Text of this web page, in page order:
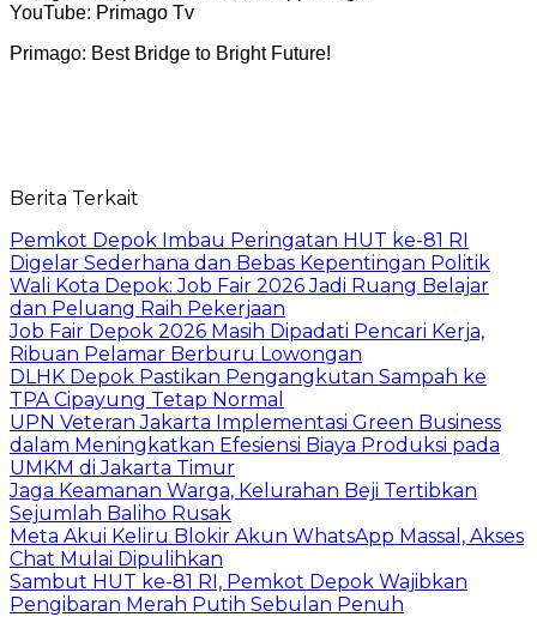
YouTube: Primago Tv
Primago: Best Bridge to Bright Future!
Berita Terkait
Pemkot Depok Imbau Peringatan HUT ke-81 RI
Digelar Sederhana dan Bebas Kepentingan Politik
Wali Kota Depok: Job Fair 2026 Jadi Ruang Belajar
dan Peluang Raih Pekerjaan
Job Fair Depok 2026 Masih Dipadati Pencari Kerja,
Ribuan Pelamar Berburu Lowongan
DLHK Depok Pastikan Pengangkutan Sampah ke
TPA Cipayung Tetap Normal
UPN Veteran Jakarta Implementasi Green Business
dalam Meningkatkan Efesiensi Biaya Produksi pada
UMKM di Jakarta Timur
Jaga Keamanan Warga, Kelurahan Beji Tertibkan
Sejumlah Baliho Rusak
Meta Akui Keliru Blokir Akun WhatsApp Massal, Akses
Chat Mulai Dipulihkan
Sambut HUT ke-81 RI, Pemkot Depok Wajibkan
Pengibaran Merah Putih Sebulan Penuh